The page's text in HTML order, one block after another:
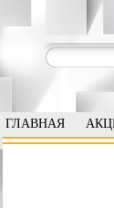
ГЛАВНАЯ